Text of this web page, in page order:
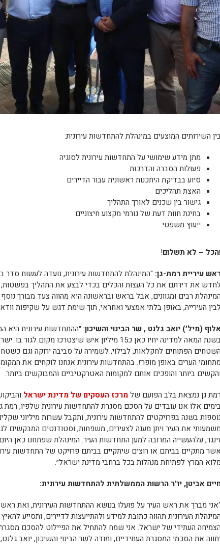
השירותים המוצעים במינהלת להתחדשות עירונית:
מתן מידע שימושי על התחדשות עירונית לסוגיה
פעולות הסברה והדרכות
סיוע בבדיקת היתכנות ראשונית עבור הדיירים
האצת תהליכים
גישור בין שכנים לאורך התהליך
בחינת חוות דעת של גורמי מקצוע חיצוניים
ייעוץ משפטי
– לא תשלום!
עיריית רמת-גן: "המינהלת להתחדשות עירונית, נועדה לעשות סדר
את דירתם את כל העצות והכלים בכדי לבצע את התהליך בפשטות,
המינהלת רבים ומגוונים, אבל בראש ובראשונה היא מהווה צעד מבורך
העירייה, באופן בלתי אמצעי ואחראי, תוך שימת דגש על שקיפות
(מיל׳) יואב גלנט , שר הבינוי והשיכון: ״ההתחדשות עירונית היא
בשנת המאה למדינה יחיו כאן כ15 מיליון איש
השטחים הפתוחים לחקלאות, לבילוי, לשמירה על סביבה ירוקה וגם
מתחומי הערים באופן מופרז. בהתחדשות עירונית אנחנו לוקחים את
והקשים ביותר והופכים אותם למקומות האטרקטיביים והמבוקשים ביותר.
רמת גן נמצאת בלב הפועם שלמרכז העסקים של מדינת ישראל
נוספות בשנה בפרויקטים להתחדשות עירונית, ותקבל עשרות מיליוני
משמעותי את העיר ויתן מענה לצעירים, משפחות, וסטודנטים המבקשים
זינגר, עלהעשייה המרובה למען התחדשות העיר. המינהלת שפתחנו כאן
אשר מתקיים בביתם או רוצים שיתקיים בביתם פרויקט של התחדשות
מלוא המרץ לפתיחת מנהלות בכל ברחבי מדינת ישראל״.
אביטן, יו"ר הרשות הממשלתית להתחדשות עירונית:
"אני מברך את ראש העיר על פועלו בנושא ההתחדשות העירונית, ואת ראש
המינהלת העירונית תהווה כתובת למידע ולהתייעצות לדיירים, ותסייע
הצמיחה העתידי של ישראל. אני שמח להתחיל את הפיילוט להסכם
יתווה את הסכמי המסגרת העתידיים, ומודה לשר הבינוי והשיכון, יואב